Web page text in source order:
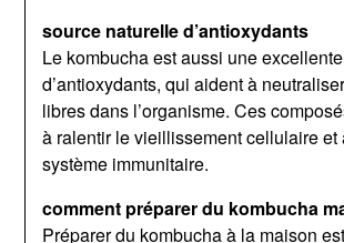
source naturelle d’antioxydants
Le kombucha est aussi une
d’antioxydants, qui aident à
libres dans l’organisme. Ces
à ralentir le vieillissement cellulaire et
système immunitaire.
comment préparer du kombucha
Préparer du kombucha à la maison